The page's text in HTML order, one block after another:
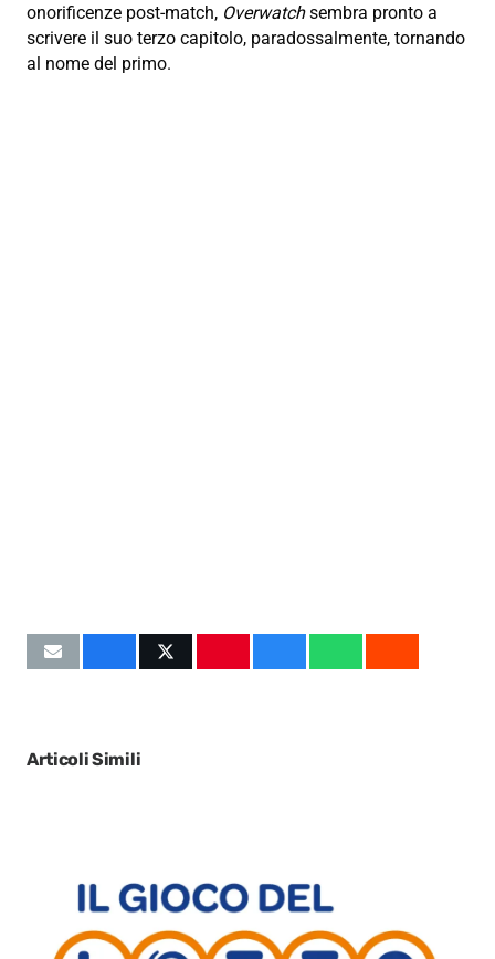
onorificenze post-match, Overwatchsembra pronto a
scrivere il suo terzo capitolo, paradossalmente, tornando
al nome del primo.
Articoli Simili